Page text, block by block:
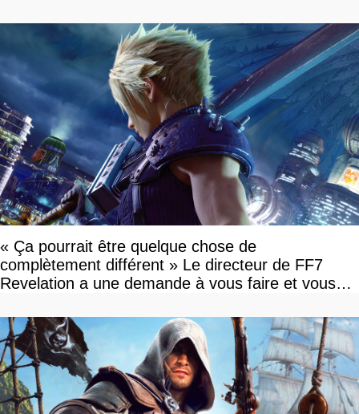
« Ça pourrait être quelque chose de
complètement différent » Le directeur de FF7
Revelation a une demande à vous faire et vous